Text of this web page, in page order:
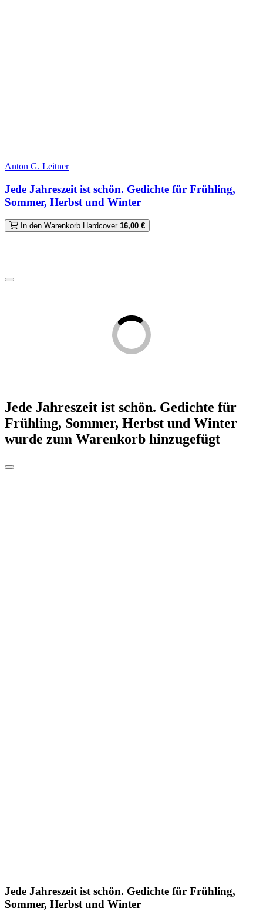
Anton G. Leitner
Jede Jahreszeit ist schön. Gedichte für Frühling,
Sommer, Herbst und Winter
In den Warenkorb Hardcover 16,00 €
Jede Jahreszeit ist schön. Gedichte für
Frühling, Sommer, Herbst und Winter
wurde zum Warenkorb hinzugefügt
Jede Jahreszeit ist schön. Gedichte für Frühling,
Sommer, Herbst und Winter